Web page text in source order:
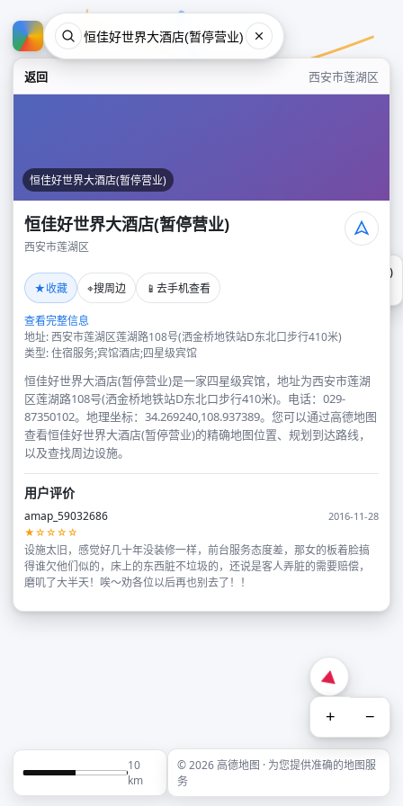
返回 西安市莲湖区
恒佳好世界大酒店(暂停营业)
恒佳好世界大酒店(暂停营业)
西安市莲湖区
★收藏 ⌖搜周边 📱 去手机查看
查看完整信息
地址: 西安市莲湖区莲湖路108号(洒金桥地铁站D东北口步行410米)
类型: 住宿服务;宾馆酒店;四星级宾馆
恒佳好世界大酒店(暂停营业)是一家四星级宾馆，地址为西安市莲湖
区莲湖路108号(洒金桥地铁站D东北口步行410米)。电话：029-
87350102。地理坐标：34.269240,108.937389。您可以通过高德地图
查看恒佳好世界大酒店(暂停营业)的精确地图位置、规划到达路线，
以及查找周边设施。
用户评价
amap_59032686
2016-11-28
★☆☆☆☆
设施太旧，感觉好几十年没装修一样，前台服务态度差，那女的板着脸搞
得谁欠他们似的，床上的东西脏不垃圾的，还说是客人弄脏的需要赔偿，
磨叽了大半天！唉～劝各位以后再也别去了！！
恒佳好世界大酒店(暂停营业)
+ −
10
km
© 2026 高德地图 · 为您提供准确的地图服
务